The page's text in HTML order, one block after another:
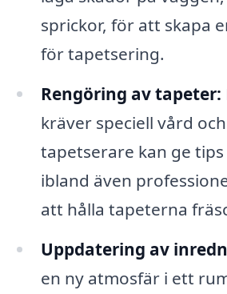
sprickor, för att skapa
för tapetsering.
Rengöring av tapeter:
kräver speciell vård
tapetserare kan ge
ibland även
att hålla tapeterna
Uppdatering av
en ny atmosfär i ett